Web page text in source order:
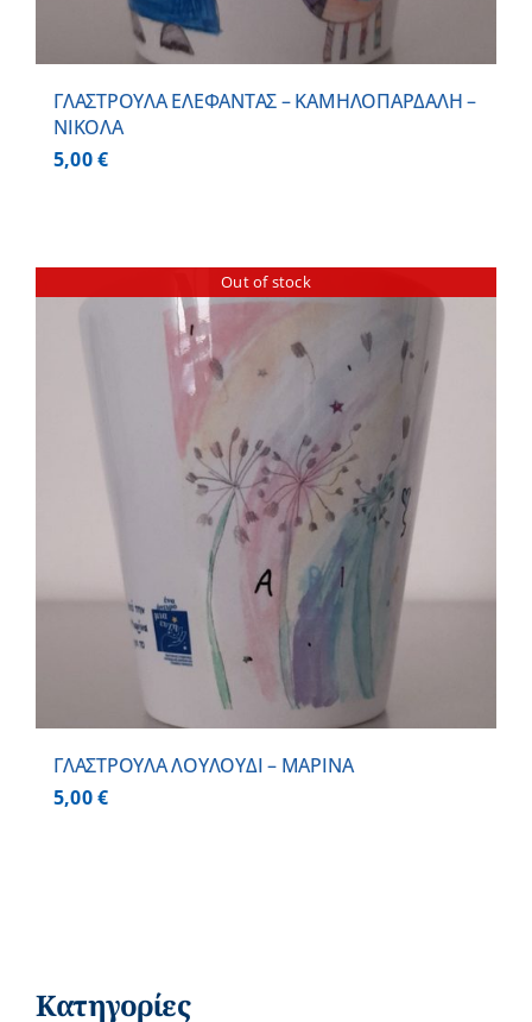
ΓΛΑΣΤΡΟΥΛΑ ΕΛΕΦΑΝΤΑΣ – ΚΑΜΗΛΟΠΑΡΔΑΛΗ –
ΝΙΚΟΛΑ
5,00€
Out of stock
ΓΛΑΣΤΡΟΥΛΑ ΛΟΥΛΟΥΔΙ – ΜΑΡΙΝΑ
5,00€
Κατηγορίες